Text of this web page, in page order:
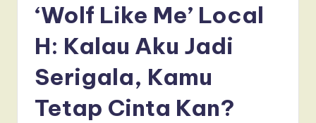
‘Wolf Like Me’ Local
H: Kalau Aku Jadi
Serigala, Kamu
Tetap Cinta Kan?